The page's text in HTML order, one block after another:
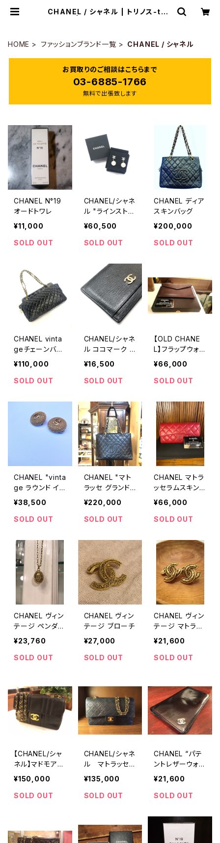
CHANEL / シャネル | トリノス-tori
HOME
ファッションブランド一覧 CHANEL / シャネル
お買取りのご相談はこちらまで
03-6885-1766
無料で出張致します
CHANEL N°19
オードトワレ
¥11,000
SOLD OUT
CHANEL/シャネ
ル "ラインストー
ン パール調イヤ
リング"
¥60,500
SOLD OUT
CHANEL ディア
スキンバッグ
¥200,000
SOLD OUT
CHANEL vinta
geチェーンバッ
グ
¥110,000
SOLD OUT
CHANEL/シャネ
ル ココマーク レ
ザーカードケー
¥16,500
SOLD OUT
【OLD CHANE
L】フラップウォレ
ット
¥66,000
SOLD OUT
CHANEL "vinta
ge ラウンド イ
ヤリング"
¥38,500
SOLD OUT
CHANEL "マト
ラッセ グランド
ショッピングバッ
¥220,000
SOLD OUT
CHANEL マトラ
ッセラムスキンウ
ォレット
¥66,000
SOLD OUT
CHANEL ヴィン
テージ ペンダン
ト
¥23,760
SOLD OUT
CHANEL ヴィン
テージ ブローチ
¥27,000
SOLD OUT
CHANEL ヴィン
テージ マトラッ
セ イヤリン
¥21,600
SOLD OUT
【CHANEL/シャ
ネル】マドモアゼ
ルライン チェー
ンショルダー
¥150,000
SOLD OUT
CHANEL/シャネ
ル マトラッセ2
6
¥135,000
SOLD OUT
CHANEL “パテ
ントレザーウォレ
ット”
¥21,600
SOLD OUT